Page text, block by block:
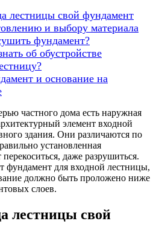
лестницы свой фундамент
и выбору материала
фундамент?
об обустройстве
и основание на
частного дома есть наружная
элемент входной
здания. Они различаются по
установленная
даже разрушиться.
фундамент для входной лестницы,
должно быть проложено ниже
слоев.
лестницы свой